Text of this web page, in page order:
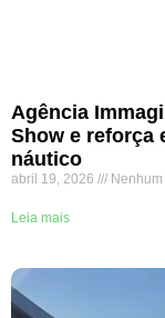
Agência
Show e reforça
náutico
abril 19, 2026
Leia mais